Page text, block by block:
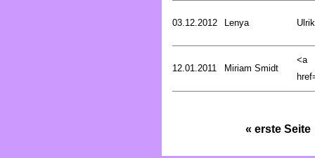
03.12.2012 Lenya
12.01.2011 Miriam Smidt
<a
« erste Seite